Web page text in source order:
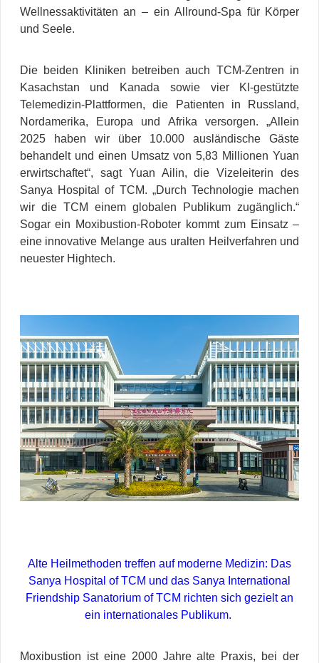
Wellnessaktivitäten an – ein Allround-Spa für Körper
und Seele.
Die beiden Kliniken betreiben auch TCM-Zentren in
Kasachstan und Kanada sowie vier KI-gestützte
Telemedizin-Plattformen, die Patienten in Russland,
Nordamerika, Europa und Afrika versorgen. „Allein
2025 haben wir über 10.000 ausländische Gäste
behandelt und einen Umsatz von 5,83 Millionen Yuan
erwirtschaftet“, sagt Yuan Ailin, die Vizeleiterin des
Sanya Hospital of TCM. „Durch Technologie machen
wir die TCM einem globalen Publikum zugänglich.“
Sogar ein Moxibustion-Roboter kommt zum Einsatz –
eine innovative Melange aus uralten Heilverfahren und
neuester Hightech.
Alte Heilmethoden treffen auf moderne Medizin: Das
Sanya Hospital of TCM und das Sanya International
Friendship Sanatorium of TCM richten sich gezielt an
ein internationales Publikum.
Moxibustion ist eine 2000 Jahre alte Praxis, bei der